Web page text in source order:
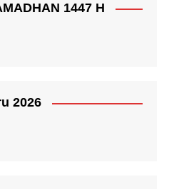
1447 H
2026